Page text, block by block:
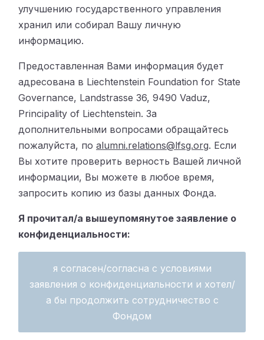
улучшению государственного управления
хранил или собирал Вашу личную
информацию.
Предоставленная Вами информация будет
адресована в Liechtenstein Foundation for State
Governance, Landstrasse 36, 9490 Vaduz,
Principality of Liechtenstein. За
дополнительными вопросами обращайтесь
пожалуйста, по alumni.relations@lfsg.org. Если
Вы хотите проверить верность Вашей личной
информации, Вы можете в любое время,
запросить копию из базы данных Фонда.
Я прочитал/а вышеупомянутое заявление о
конфиденциальности:
я согласен/согласна c условиями
заявления о конфиденциальности и хотел/
а бы продолжить сотрудничество с
Фондом